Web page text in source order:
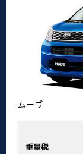
ムーヴ
重量税